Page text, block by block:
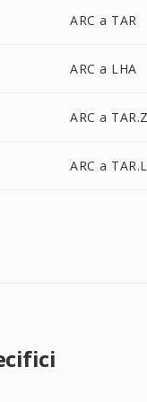
ARC a TAR
ARC a LHA
ARC a TAR.Z
ARC a